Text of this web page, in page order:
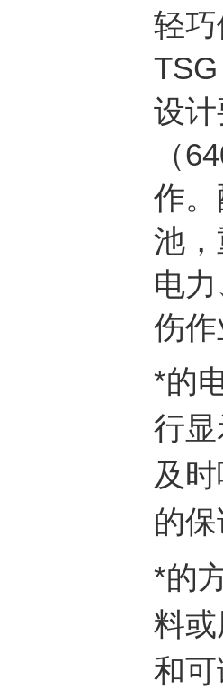
轻
设
（
作
池
电
伤
*的
行
及
的
*的
料
和